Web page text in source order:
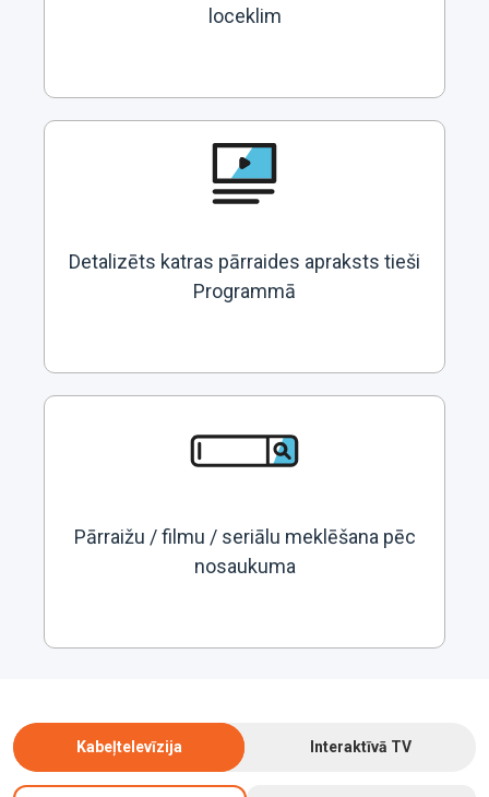
loceklim
Detalizēts katras pārraides apraksts tieši
Programmā
Pārraižu / filmu / seriālu meklēšana pēc
nosaukuma
Kabeļtelevīzija Interaktīvā TV